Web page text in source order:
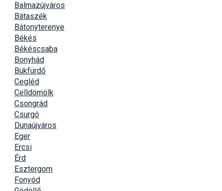
Balmazújváros
Bátaszék
Bátonyterenye
Békés
Békéscsaba
Bonyhád
Bükfürdő
Cegléd
Celldömölk
Csongrád
Csurgó
Dunaújváros
Eger
Ercsi
Érd
Esztergom
Fonyód